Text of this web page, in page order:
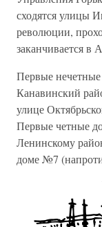
сходятся улицы
революции,
заканчивается в
Первые
Канавинский
улице
Первые четные
Ленинскому
доме №7